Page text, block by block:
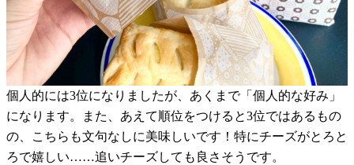
個人的には3位になりましたが、あくまで「個人的な好み」
になります。また、あえて順位をつけると3位ではあるもの
の、こちらも文句なしに美味しいです！特にチーズがとろと
ろで嬉しい……追いチーズしても良さそうです。